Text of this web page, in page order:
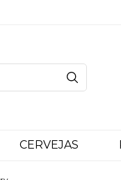
CERVEJAS